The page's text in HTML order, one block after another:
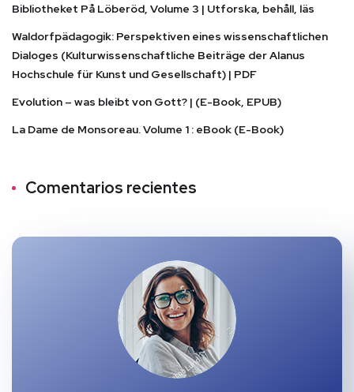
Bibliotheket På Löberöd, Volume 3 | Utforska, behåll, läs
Waldorfpädagogik: Perspektiven eines wissenschaftlichen
Dialoges (Kulturwissenschaftliche Beiträge der Alanus
Hochschule für Kunst und Gesellschaft) | PDF
Evolution – was bleibt von Gott? | (E-Book, EPUB)
La Dame de Monsoreau. Volume 1 : eBook (E-Book)
Comentarios recientes